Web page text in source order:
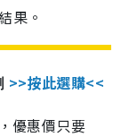
果。
>>按此選購<<
優惠價只要